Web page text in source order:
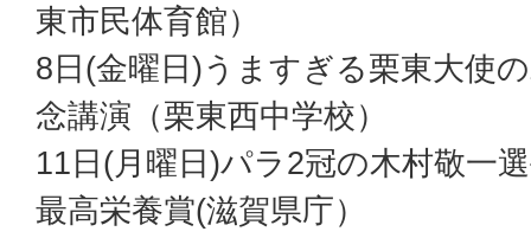
東市民体育館）
8日(金曜日)うますぎる栗東大使
念講演（栗東西中学校）
11日(月曜日)パラ2冠の木村敬一
最高栄養賞(滋賀県庁）